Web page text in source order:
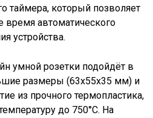
таймера, который позволяет
время автоматического
устройства.
умной розетки подойдёт в
размеры (63х55х35 мм) и
из прочного термопластика,
до 750°С. На